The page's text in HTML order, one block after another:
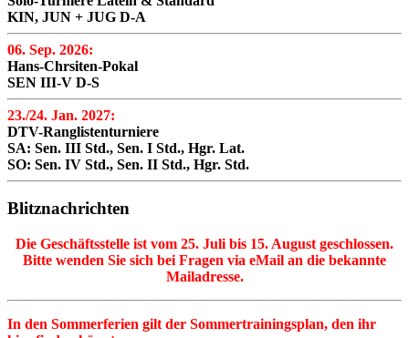
KIN, JUN + JUG D-A
06. Sep. 2026:
Hans-Chrsiten-Pokal
SEN III-V D-S
23./24. Jan. 2027:
DTV-Ranglistenturniere
SA: Sen. III Std., Sen. I Std., Hgr. Lat.
SO: Sen. IV Std., Sen. II Std., Hgr. Std.
Blitznachrichten
Die Geschäftsstelle ist vom 25. Juli bis 15. August geschlossen.
Bitte wenden Sie sich bei Fragen via eMail an die bekannte
Mailadresse.
In den Sommerferien gilt der Sommertrainingsplan, den ihr